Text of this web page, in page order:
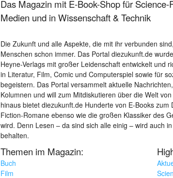
Das Magazin mit E-Book-Shop für
Medien und in Wissenschaft & Technik
Die Zukunft und alle Aspekte, die mit ihr verbunden
Menschen schon immer. Das Portal diezukunft.de
Heyne-Verlags mit großer Leidenschaft entwickelt und
in Literatur, Film, Comic und Computerspiel sowie für
begeistern. Das Portal versammelt aktuelle
Kolumnen und will zum Mitdiskutieren über die Welt
hinaus bietet diezukunft.de Hunderte von E-Books
Fiction-Romane ebenso wie die großen Klassiker des
wird. Denn Lesen – da sind sich alle einig – wird auch
behalten.
Themen im Magazin:
Buch
Film